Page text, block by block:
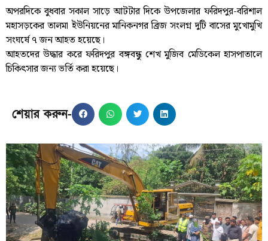
অপরদিকে বুধবার সকাল সাড়ে আটটার দিকে উপজেলার ফরিদপুর-বরিশাল
মহাসড়কের তালমা ইউনিয়নের মানিকনগর ব্রিজ সংলগ্ন দুটি বাসের মুখোমুখি
সংঘর্ষে ৭ জন আহত হয়েছে।
আহতদের উদ্ধার করে ফরিদপুর বঙ্গবন্ধু শেখ মুজিব মেডিকেল হাসপাতালে
চিকিৎসার জন্য ভর্তি করা হয়েছে।
শেয়ার করুন-